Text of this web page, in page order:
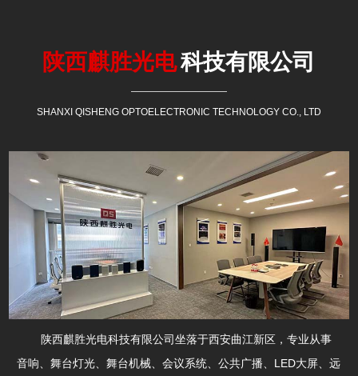
陕西麒胜光电科技有限公司
SHANXI QISHENG OPTOELECTRONIC TECHNOLOGY CO., LTD
陕西麒胜光电科技有限公司坐落于西安曲江新区，专业从事
音响、舞台灯光、舞台机械、会议系统、公共广播、LED大屏、远